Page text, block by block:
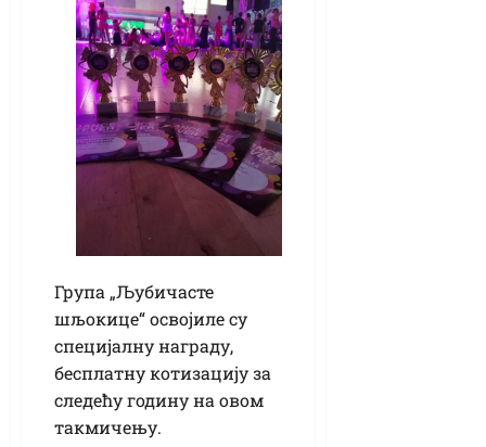
Група „Љубичасте
шљокице“ освојиле су
специјалну награду,
бесплатну котизацију за
следећу годину на овом
такмичењу.